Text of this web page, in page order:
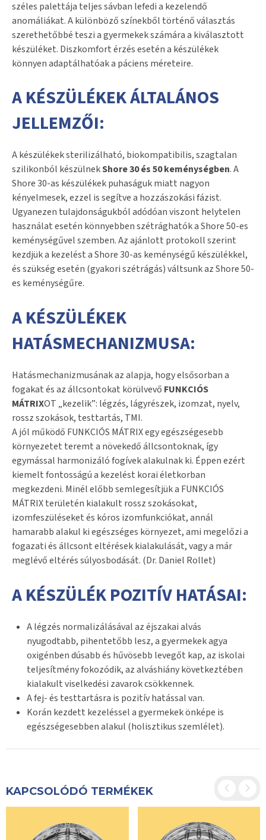
széles palettája teljes sávban lefedi a kezelendő
anomáliákat. A különböző színekből történő választás
szerethetőbbé teszi a gyermekek számára a kiválasztott
készüléket. Diszkomfort érzés esetén a készülékek
könnyen adaptálhatóak a páciens méreteire.
A KÉSZÜLÉKEK ÁLTALÁNOS
JELLEMZŐI:
A készülékek sterilizálható, biokompatibilis, szagtalan
szilikonból készülnekShore 30 és 50 keménységben. A
Shore 30-as készülékek puhaságuk miatt nagyon
kényelmesek, ezzel is segítve a hozzászokási fázist.
Ugyanezen tulajdonságukból adódóan viszont helytelen
használat esetén könnyebben szétrághatók a Shore 50-es
keménységűvel szemben. Az ajánlott protokoll szerint
kezdjük a kezelést a Shore 30-as keménységű készülékkel,
és szükség esetén (gyakori szétrágás) váltsunk az Shore 50-
es keménységűre.
A KÉSZÜLÉKEK
HATÁSMECHANIZMUSA:
Hatásmechanizmusának az alapja, hogy elsősorban a
fogakat és az állcsontokat körülvevő FUNKCIÓS
MÁTRIXOT „kezelik”: légzés, lágyrészek, izomzat, nyelv,
rossz szokások, testtartás, TMI.
A jól működő FUNKCIÓS MÁTRIX egy egészségesebb
környezetet teremt a növekedő állcsontoknak, így
egymással harmonizáló fogívek alakulnak ki. Éppen ezért
kiemelt fontosságú a kezelést korai életkorban
megkezdeni. Minél előbb semlegesítjük a FUNKCIÓS
MÁTRIX területén kialakult rossz szokásokat,
izomfeszüléseket és kóros izomfunkciókat, annál
hamarabb alakul ki egészséges környezet, ami megelőzi a
fogazati és állcsont eltérések kialakulását, vagy a már
meglévő eltérés súlyosbodását. (Dr. Daniel Rollet)
A KÉSZÜLÉK POZITÍV HATÁSAI:
A légzés normalizálásával az éjszakai alvás
nyugodtabb, pihentetőbb lesz, a gyermekek agya
oxigénben dúsabb és hűvösebb levegőt kap, az iskolai
teljesítmény fokozódik, az alváshiány következtében
kialakult viselkedési zavarok csökkennek.
A fej- és testtartásra is pozitív hatással van.
Korán kezdett kezeléssel a gyermekek önképe is
egészségesebben alakul (holisztikus szemlélet).
KAPCSOLÓDÓ TERMÉKEK